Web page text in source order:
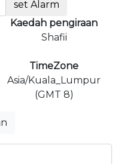
set Alarm
Kaedah pengiraan
Shafii
TimeZone
Asia/Kuala_Lumpur
(GMT 8)